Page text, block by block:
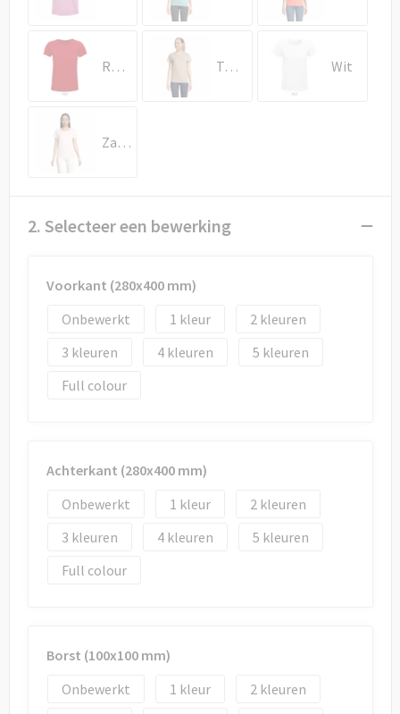
Rood Touw Wit
Zacht Roze
2. Selecteer een bewerking
Voorkant (280x400 mm)
Onbewerkt
1
2
3
4
5
Full colour
Achterkant (280x400 mm)
Onbewerkt
1
2
3
4
5
Full colour
Borst (100x100 mm)
Onbewerkt
1
2